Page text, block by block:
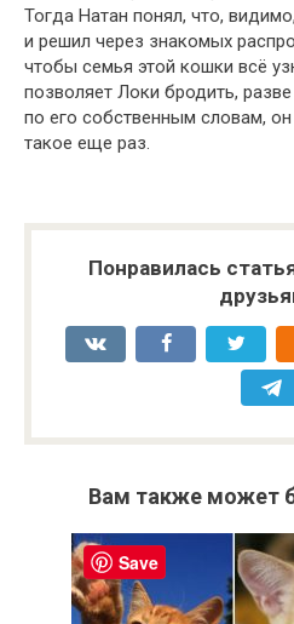
Тогда Натан понял, что,
и решил через знакомых
чтобы семья этой кошки всё
позволяет Локи бродить,
по его собственным словам,
такое еще раз.
Понравилась
Вам также может
Save